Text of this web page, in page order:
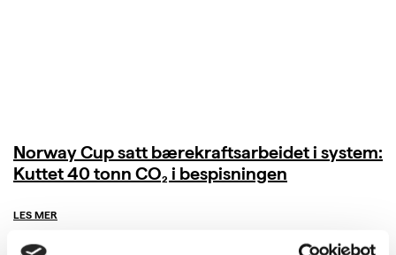
Norway Cup satt bærekraftsarbeidet i system:
Kuttet 40 tonn CO₂ i bespisningen
LES MER